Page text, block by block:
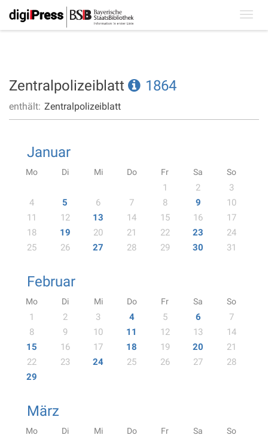
Zentralpolizeiblatt 1864
enthält: Zentralpolizeiblatt
Januar
Mo Di Mi Do Fr Sa So
1 2
3
4
5 6 7 8 9
10
11
12 13 14 15 16
17
18
19 20 21 22 23
24
25
26 27 28 29 30 31
Februar
Mo Di Mi Do Fr Sa So
1 2 3 4 5 6
7
8
9 10 11 12 13
14
15
16 17 18 19 20
21
22
23 24 25 26 27
28
29
März
Mo Di Mi Do Fr Sa So